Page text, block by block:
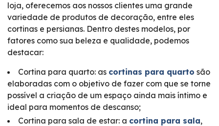
loja, oferecemos aos nossos clientes uma grande
variedade de produtos de decoração, entre eles
cortinas e persianas. Dentro destes modelos, por
fatores como sua beleza e qualidade, podemos
destacar:
Cortina para quarto: as cortinas para quarto são
elaboradas com o objetivo de fazer com que se torne
possível a criação de um espaço ainda mais íntimo e
ideal para momentos de descanso;
Cortina para sala de estar: a cortina para sala,